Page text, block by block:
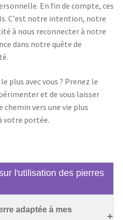
En fin de compte, ces
C'est notre intention, notre
à nous reconnecter à notre
dans notre quête de
plus avec vous ? Prenez le
et de vous laisser
vers une vie plus
votre portée.
l'utilisation des pierres
adaptée à mes